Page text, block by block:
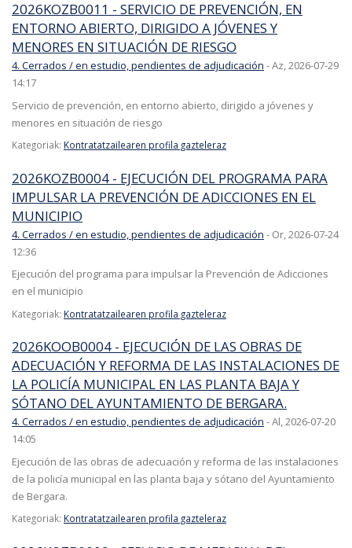
2026KOZB0011 - SERVICIO DE PREVENCIÓN, EN
ENTORNO ABIERTO, DIRIGIDO A JÓVENES Y
MENORES EN SITUACIÓN DE RIESGO
4. Cerrados / en estudio, pendientes de adjudicación -Az, 2026-07-29
14:17
Servicio de prevención, en entorno abierto, dirigido a jóvenes y
menores en situación de riesgo
Kategoriak: Kontratatzailearen profila gazteleraz
2026KOZB0004 - EJECUCIÓN DEL PROGRAMA PARA
IMPULSAR LA PREVENCIÓN DE ADICCIONES EN EL
MUNICIPIO
4. Cerrados / en estudio, pendientes de adjudicación - Or, 2026-07-24
12:36
Ejecución del programa para impulsar la Prevención de Adicciones
en el municipio
Kategoriak: Kontratatzailearen profila gazteleraz
2026KOOB0004 - EJECUCIÓN DE LAS OBRAS DE
ADECUACIÓN Y REFORMA DE LAS INSTALACIONES DE
LA POLICÍA MUNICIPAL EN LAS PLANTA BAJA Y
SÓTANO DEL AYUNTAMIENTO DE BERGARA.
4. Cerrados / en estudio, pendientes de adjudicación -Al, 2026-07-20
14:05
Ejecución de las obras de adecuación y reforma de las instalaciones
de la policía municipal en las planta baja y sótano del Ayuntamiento
de Bergara.
Kategoriak: Kontratatzailearen profila gazteleraz